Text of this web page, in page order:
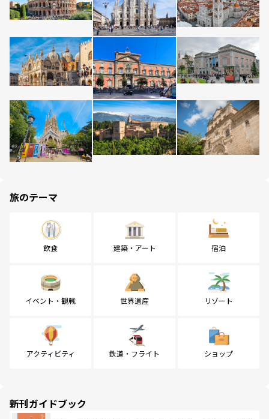
旅のテーマ
飲食 建築・アート 宿泊
イベント・観戦 世界遺産 リゾート
アクティビティ 鉄道・フライト ショップ
新刊ガイドブック